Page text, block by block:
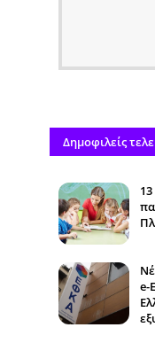
Δημοφιλείς
e-